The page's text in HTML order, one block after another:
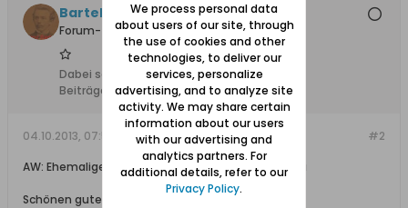
Bartels
Forum-Teilnehmer
Dabei seit:
25.07.2012
Beiträge:
3448
#2
04.10.2013, 07:54
AW: Ehemaliger evangelischer Friedhof in Marienau
Schönen guten Morgen,
We process personal data
about users of our site, through
the use of cookies and other
technologies, to deliver our
services, personalize
advertising, and to analyze site
activity. We may share certain
information about our users
with our advertising and
analytics partners. For
additional details, refer to our
Privacy Policy.